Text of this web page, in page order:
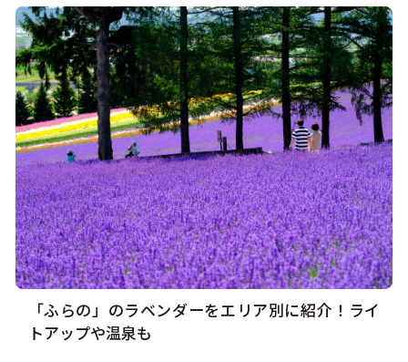
「ふらの」のラベンダーをエリア別に紹介！ライ
トアップや温泉も